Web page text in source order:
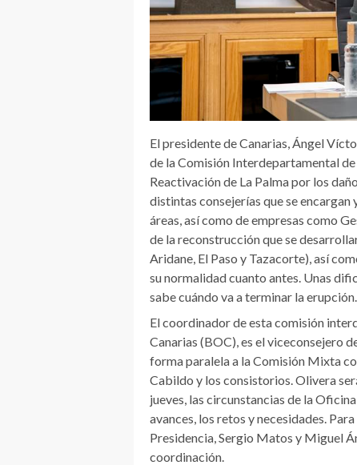
El presidente de Canarias, Ángel
de la Comisión Interdepartamental
Reactivación de La Palma por los
distintas consejerías que se
áreas, así como de empresas como
de la reconstrucción que se
Aridane, El Paso y Tazacorte), así
su normalidad cuanto antes. Unas
sabe cuándo va a terminar la erupción.
El coordinador de esta comisión
Canarias (BOC), es el viceconsejero
forma paralela a la Comisión Mixta
Cabildo y los consistorios. Olivera
jueves, las circunstancias de la
avances, los retos y necesidades.
Presidencia, Sergio Matos y Miguel
coordinación.